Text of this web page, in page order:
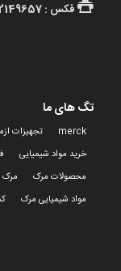
فکس : 22149657 – 021
تگ های ما
merck تجهیزات
خرید مواد شیمیایی
محصولات مرک
مرک
مواد شیمیایی مرک